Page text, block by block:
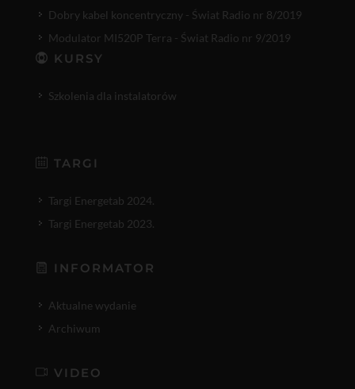
Dobry kabel koncentryczny - Świat Radio nr 8/2019
Modulator MI520P Terra - Świat Radio nr 9/2019
KURSY
Szkolenia dla instalatorów
TARGI
Targi Energetab 2024.
Targi Energetab 2023.
INFORMATOR
Aktualne wydanie
Archiwum
VIDEO